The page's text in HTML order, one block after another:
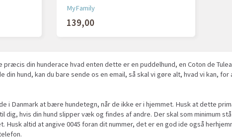
MyFamily
139,00
præcis din hunderace hvad enten dette er en puddelhund, en Coton de
din hund, kan du bare sende os en email, så skal vi gøre alt, hvad vi kan,
i Danmark at bære hundetegn, når de ikke er i hjemmet. Husk at dette
dig, hvis din hund slipper væk og findes af andre. Der skal som minimum
Husk altid at angive 0045 foran dit nummer, det er en god ide også